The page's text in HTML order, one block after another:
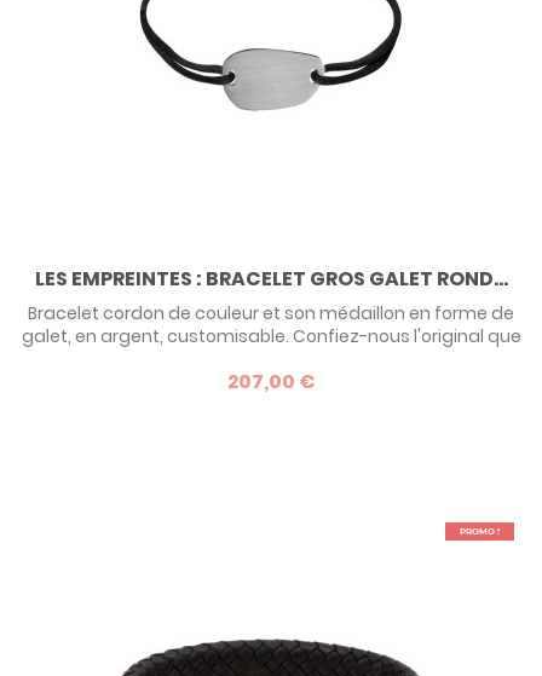
LES EMPREINTES : BRACELET GROS GALET ROND...
Bracelet cordon de couleur et son médaillon en forme de
galet, en argent, customisable. Confiez-nous l'original que
bracelet personnalisé : une empreinte digitale,
207,00 €
PROMO !